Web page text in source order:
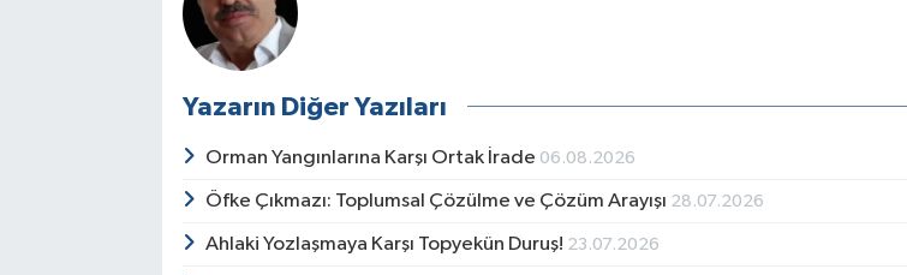
Yazarın Diğer Yazıları
Orman Yangınlarına Karşı Ortak İrade 06.08.2026
Öfke Çıkmazı: Toplumsal Çözülme ve Çözüm Arayışı 28.07.2026
Ahlaki Yozlaşmaya Karşı Topyekün Duruş! 23.07.2026